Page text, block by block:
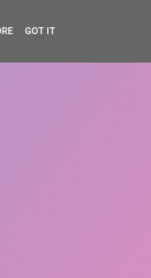
CONTACT
GOT IT